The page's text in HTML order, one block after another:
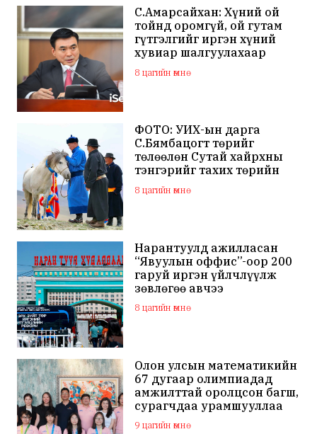
С.Амарсайхан: Хүний ой
тойнд оромгүй, ой гутам
гүтгэлгийг иргэн хүний
хувиар шалгуулахаар
хуулийн байгууллагад
хандсан
8 цагийн өмнө
ФОТО: УИХ-ын дарга
С.Бямбацогт төрийг
төлөөлөн Сутай хайрхны
тэнгэрийг тахих төрийн
тахилгад оролцлоо
8 цагийн өмнө
Нарантуулд ажилласан
“Явуулын оффис”-оор 200
гаруй иргэн үйлчлүүлж
зөвлөгөө авчээ
8 цагийн өмнө
Олон улсын математикийн
67 дугаар олимпиадад
амжилттай оролцсон багш,
сурагчдаа урамшууллаа
9 цагийн өмнө